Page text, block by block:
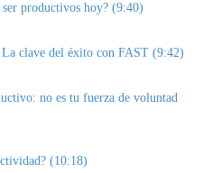
productivos hoy? (9:40)
clave del éxito con FAST (9:42)
no es tu fuerza de voluntad
(10:18)